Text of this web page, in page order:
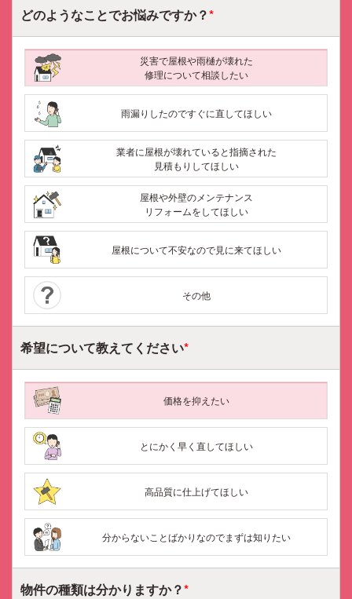
どのようなことでお悩みですか？*
災害で屋根や雨樋が壊れた
修理について相談したい
雨漏りしたのですぐに直してほしい
業者に屋根が壊れていると指摘された
見積もりしてほしい
屋根や外壁のメンテナンス
リフォームをしてほしい
屋根について不安なので見に来てほしい
その他
希望について教えてください*
価格を抑えたい
とにかく早く直してほしい
高品質に仕上げてほしい
分からないことばかりなのでまずは知りたい
物件の種類は分かりますか？*